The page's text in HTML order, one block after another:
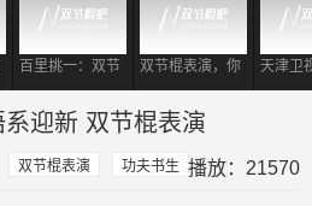
百里挑一：双节
棍教练登场，震
撼到各位女嘉
宾！
双节棍表演，你
要记住这样的一
套规律，又专业
又好看
天津卫
战书谢
迎新 双节棍表演
双节棍表演 功夫书生 播放：21570